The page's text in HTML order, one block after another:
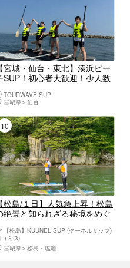
【宮城・仙台・東北】湊浜ビー
SUP！初心者大歓迎！少人数
ビーチクリーン体験付～初心
・ファミリー・カップル歓
！JR仙石線「多賀城駅」より
料送迎あり！
TOURWAVE SUP
宮城県
仙台
10位
【松島/１日】人気急上昇！松島
絶景と知られざる秘境をめぐ
ンタル無料】
【松島】KUUNEL SUP (クーネルサップ)
コミ(3)
宮城県
松島・塩竈